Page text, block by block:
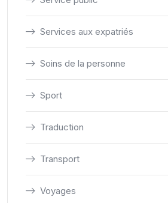
Services aux expatriés
Soins de la personne
Sport
Traduction
Transport
Voyages